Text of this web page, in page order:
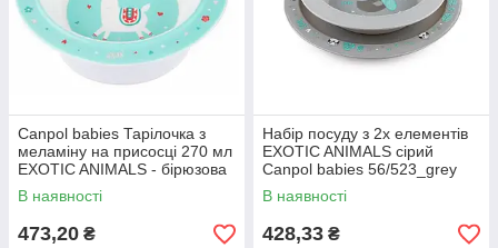
Canpol babies Тарiлочка з
меламiну на присосцi 270 мл
EXOTIC ANIMALS - бірюзова
4/519
В наявності
473,20 ₴
Набір посуду з 2х елементів
EXOTIC ANIMALS сірий
Canpol babies 56/523_grey
В наявності
428,33 ₴